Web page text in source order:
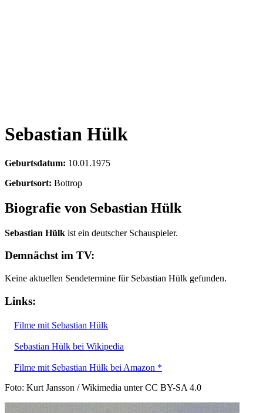
Sebastian Hülk
Geburtsdatum: 10.01.1975
Geburtsort: Bottrop
Biografie von Sebastian Hülk
Sebastian Hülk ist ein deutscher Schauspieler.
Demnächst im TV:
Keine aktuellen Sendetermine für Sebastian Hülk gefunden.
Links:
Filme mit Sebastian Hülk
Sebastian Hülk bei Wikipedia
Filme mit Sebastian Hülk bei Amazon *
Foto: Kurt Jansson / Wikimedia unter CC BY-SA 4.0